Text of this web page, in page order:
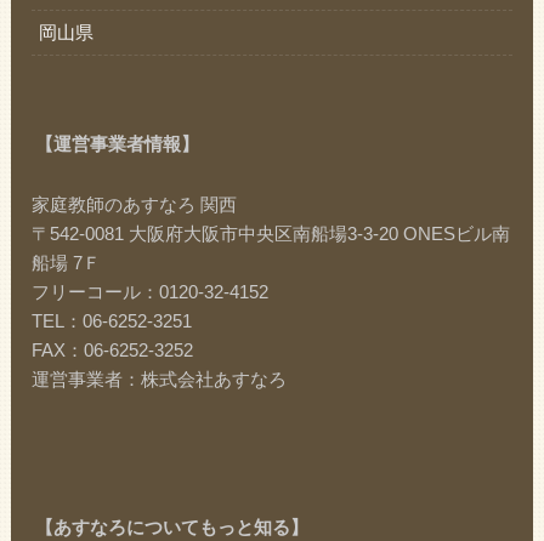
岡山県
【運営事業者情報】
家庭教師のあすなろ 関西
〒542-0081 大阪府大阪市中央区南船場3-3-20 ONESビル南
船場 7Ｆ
フリーコール：0120-32-4152
TEL：06-6252-3251
FAX：06-6252-3252
運営事業者：株式会社あすなろ
【あすなろについてもっと知る】